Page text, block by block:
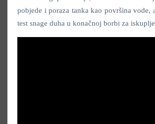
pobjede i poraza tanka kao površina vode,
test snage duha u konačnoj borbi za